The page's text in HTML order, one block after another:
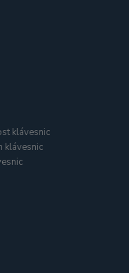
klávesnic
klávesnic